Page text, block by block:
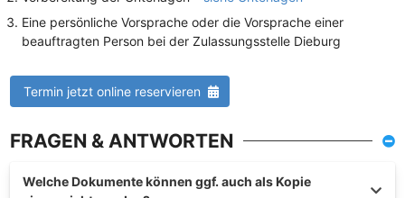
Eine persönliche Vorsprache oder die Vorsprache einer
beauftragten Person bei der Zulassungsstelle Dieburg
Termin jetzt online reservieren
FRAGEN & ANTWORTEN
Welche Dokumente können ggf. auch als Kopie